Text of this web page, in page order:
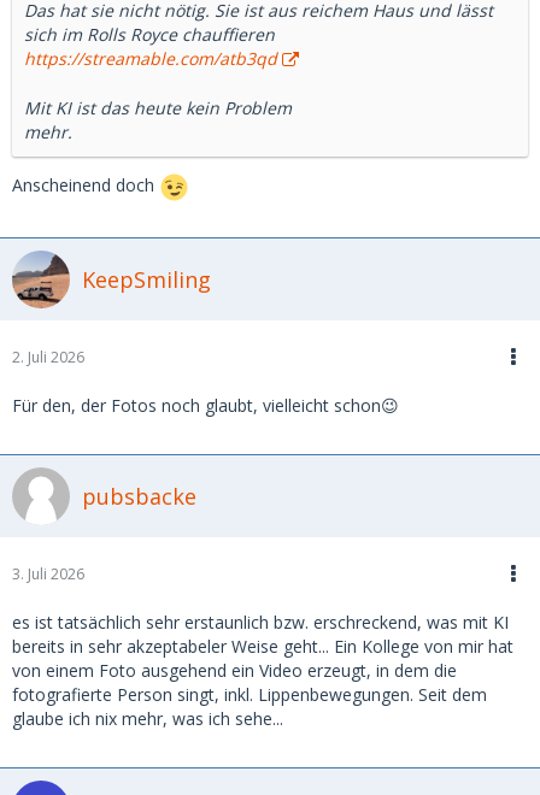
Das hat sie nicht nötig. Sie ist aus reichem Haus und lässt
sich im Rolls Royce chauffieren
https://streamable.com/atb3qd
Mit KI ist das heute kein Problem
mehr.
Anscheinend doch
KeepSmiling
2. Juli 2026
Für den, der Fotos noch glaubt, vielleicht schon😉
pubsbacke
3. Juli 2026
es ist tatsächlich sehr erstaunlich bzw. erschreckend, was mit KI
bereits in sehr akzeptabeler Weise geht... Ein Kollege von mir hat
von einem Foto ausgehend ein Video erzeugt, in dem die
fotografierte Person singt, inkl. Lippenbewegungen. Seit dem
glaube ich nix mehr, was ich sehe...